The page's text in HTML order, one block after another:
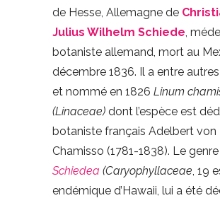
de Hesse, Allemagne de
Julius Wilhelm Schiede ,
botaniste allemand, mort au
décembre 1836. Il a entre
et nommé en 1826 Linum
(Linaceae) dont l’espèce est
botaniste français Adelbert von
Chamisso (1781-1838). Le genre
Schiedea (Caryophyllaceae , 19
endémique d’Hawaii, lui a été